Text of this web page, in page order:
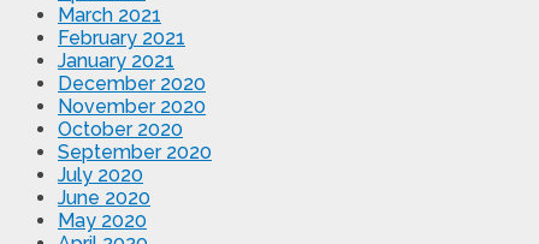
March 2021
February 2021
January 2021
December 2020
November 2020
October 2020
September 2020
July 2020
June 2020
May 2020